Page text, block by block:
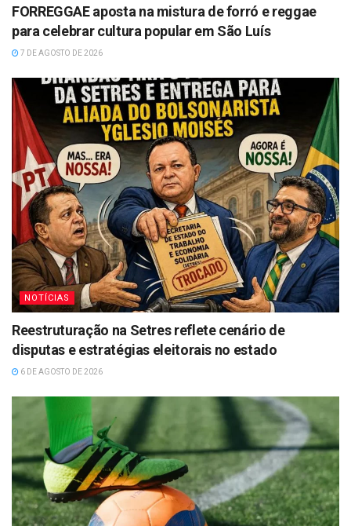
FORREGGAE aposta na mistura de forró e reggae
para celebrar cultura popular em São Luís
7 DE AGOSTO DE 2026
NOTÍCIAS
Reestruturação na Setres reflete cenário de
disputas e estratégias eleitorais no estado
6 DE AGOSTO DE 2026